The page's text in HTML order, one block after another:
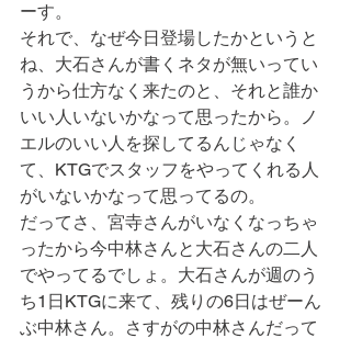
ーす。
それで、なぜ今日登場したかというと
ね、大石さんが書くネタが無いってい
うから仕方なく来たのと、それと誰か
いい人いないかなって思ったから。ノ
エルのいい人を探してるんじゃなく
て、KTGでスタッフをやってくれる人
がいないかなって思ってるの。
だってさ、宮寺さんがいなくなっちゃ
ったから今中林さんと大石さんの二人
でやってるでしょ。大石さんが週のう
ち1日KTGに来て、残りの6日はぜーん
ぶ中林さん。さすがの中林さんだって